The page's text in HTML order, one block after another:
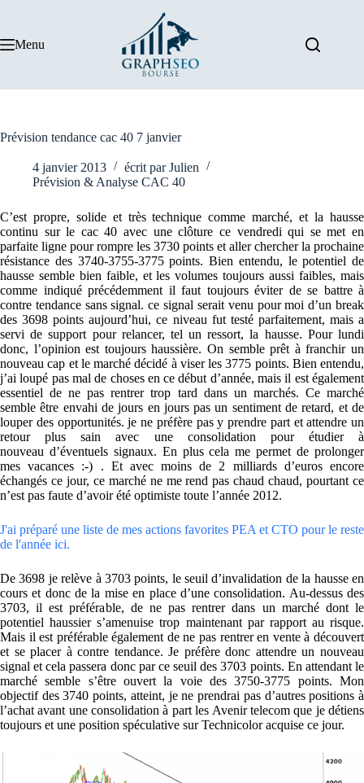
Menu
Prévision tendance cac 40 7 janvier
4 janvier 2013 écrit par Julien
Prévision & Analyse CAC 40
C’est propre, solide et très technique comme marché, et la hausse
continu sur le cac 40 avec une clôture ce vendredi qui se met en
parfaite ligne pour rompre les 3730 points et aller chercher la prochaine
résistance des 3740-3755-3775 points. Bien entendu, le potentiel de
hausse semble bien faible, et les volumes toujours aussi faibles, mais
comme indiqué précédemment il faut toujours éviter de se battre à
contre tendance sans signal. ce signal serait venu pour moi d’un break
des 3698 points aujourd’hui, ce niveau fut testé parfaitement, mais a
servi de support pour relancer, tel un ressort, la hausse. Pour lundi
donc, l’opinion est toujours haussière. On semble prêt à franchir un
nouveau cap et le marché décidé à viser les 3775 points. Bien entendu,
j’ai loupé pas mal de choses en ce début d’année, mais il est également
essentiel de ne pas rentrer trop tard dans un marchés. Ce marché
semble être envahi de jours en jours pas un sentiment de retard, et de
louper des opportunités. je ne préfère pas y prendre part et attendre un
retour plus sain avec une consolidation pour étudier à
nouveau d’éventuels signaux. En plus cela me permet de prolonger
mes vacances :-) . Et avec moins de 2 milliards d’euros encore
échangés ce jour, ce marché ne me rend pas chaud chaud, pourtant ce
n’est pas faute d’avoir été optimiste toute l’année 2012.
J'ai préparé une liste de mes actions favorites PEA et CTO pour le reste
de l'année ici.
De 3698 je relève à 3703 points, le seuil d’invalidation de la hausse en
cours et donc de la mise en place d’une consolidation. Au-dessus des
3703, il est préférable, de ne pas rentrer dans un marché dont le
potentiel haussier s’amenuise trop maintenant par rapport au risque.
Mais il est préférable également de ne pas rentrer en vente à découvert
et se placer à contre tendance. Je préfère donc attendre un nouveau
signal et cela passera donc par ce seuil des 3703 points. En attendant le
marché semble s’être ouvert la voie des 3750-3775 points. Mon
objectif des 3740 points, atteint, je ne prendrai pas d’autres positions à
l’achat avant une consolidation à part les Avenir telecom que je détiens
toujours et une position spéculative sur Technicolor acquise ce jour.